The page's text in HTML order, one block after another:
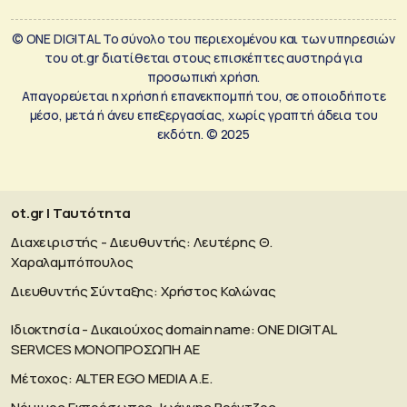
© ONE DIGITAL Το σύνολο του περιεχομένου και των υπηρεσιών
του ot.gr διατίθεται στους επισκέπτες αυστηρά για
προσωπική χρήση.
Απαγορεύεται η χρήση ή επανεκπομπή του, σε οποιοδήποτε
μέσο, μετά ή άνευ επεξεργασίας, χωρίς γραπτή άδεια του
εκδότη. © 2025
ot.gr | Ταυτότητα
Διαχειριστής - Διευθυντής: Λευτέρης Θ.
Χαραλαμπόπουλος
Διευθυντής Σύνταξης: Χρήστος Κολώνας
Ιδιοκτησία - Δικαιούχος domain name: ΟΝΕ DIGITAL
SERVICES MONOΠΡΟΣΩΠΗ ΑΕ
Μέτοχος: ALTER EGO MEDIA A.E.